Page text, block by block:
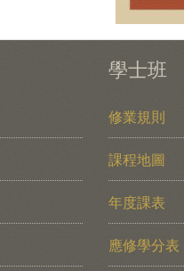
學士班
修業規則
課程地圖
年度課表
應修學分表